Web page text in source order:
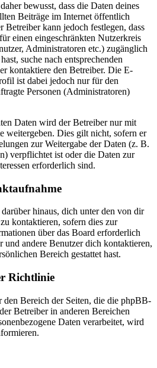
bewusst, dass die Daten deines
Beiträge im Internet öffentlich
Betreiber kann jedoch festlegen, dass
einen eingeschränkten Nutzerkreis
Administratoren etc.) zugänglich
suche nach entsprechenden
kontaktiere den Betreiber. Die E-
ist dabei jedoch nur für den
Personen (Administratoren)
Daten wird der Betreiber nur mit
weitergeben. Dies gilt nicht, sofern er
zur Weitergabe der Daten (z. B.
verpflichtet ist oder die Daten zur
erforderlich sind.
hinaus, dich unter den von dir
kontaktieren, sofern dies zur
über das Board erforderlich
und andere Benutzer dich kontaktieren,
Bereich gestattet hast.
Richtlinie
Bereich der Seiten, die die phpBB-
Betreiber in anderen Bereichen
Daten verarbeitet, wird